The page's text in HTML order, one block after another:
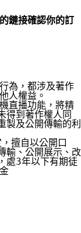
鏈接確認你的訂
為，都涉及著作
人權益。
直播功能，將精
得到著作權人同
製及公開傳輸的利
擅自以公開口
輸、公開展示、改
處3年以下有期徒